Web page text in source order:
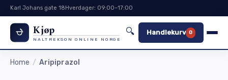
Karl Johans gate 18Hverdager: 09:00–17:00
Kjøp
NALTREKSON ONLINE NORGE
🔍 Handlekurv 0
Home Aripiprazol